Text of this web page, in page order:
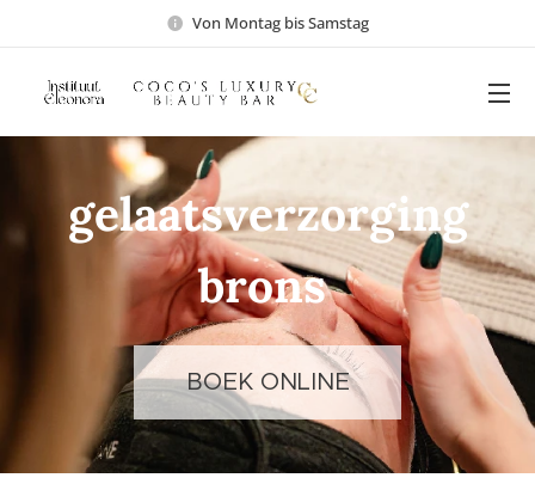
Von Montag bis Samstag
gelaatsverzorging
brons
BOEK ONLINE